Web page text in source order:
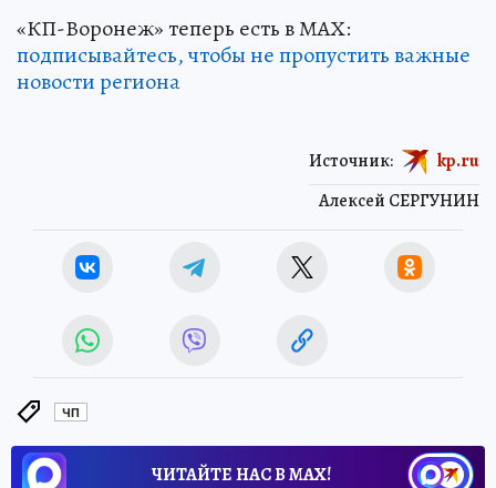
«КП-Воронеж» теперь есть в МАХ:
подписывайтесь, чтобы не пропустить важные
новости региона
Алексей СЕРГУНИН
Источник: kp.ru
ЧП
ЧИТАЙТЕ НАС В МАХ!